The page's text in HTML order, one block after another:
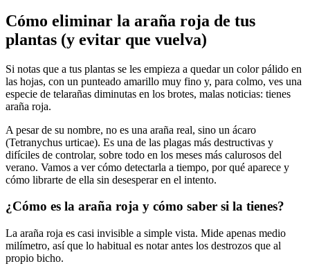
Cómo eliminar la araña roja de tus
plantas (y evitar que vuelva)
Si notas que a tus plantas se les empieza a quedar un color pálido en
las hojas, con un punteado amarillo muy fino y, para colmo, ves una
especie de telarañas diminutas en los brotes, malas noticias: tienes
araña roja.
A pesar de su nombre, no es una araña real, sino un ácaro
(Tetranychus urticae). Es una de las plagas más destructivas y
difíciles de controlar, sobre todo en los meses más calurosos del
verano. Vamos a ver cómo detectarla a tiempo, por qué aparece y
cómo librarte de ella sin desesperar en el intento.
¿Cómo es la araña roja y cómo saber si la tienes?
La araña roja es casi invisible a simple vista. Mide apenas medio
milímetro, así que lo habitual es notar antes los destrozos que al
propio bicho.